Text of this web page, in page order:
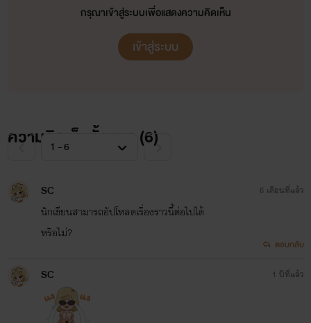
กรุณาเข้าสู่ระบบเพื่อแสดงความคิดเห็น
เข้าสู่ระบบ
ความคิดเห็นทั้งหมด (6)
SC
นักเขียนสามารถอัปโหลดเรื่องราวนี้ต่อไปได้
หรือไม่?
6 เดือนที่แล้ว
ตอบกลับ
SC 1 ปีที่แล้ว